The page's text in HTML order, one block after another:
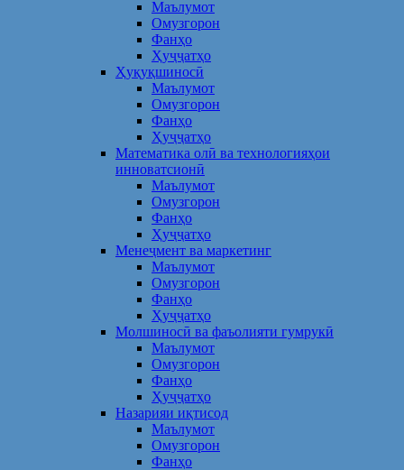
Маълумот
Омузгорон
Фанҳо
Ҳуҷҷатҳо
Ҳуқуқшиносӣ
Маълумот
Омузгорон
Фанҳо
Ҳуҷҷатҳо
Математика олӣ ва технологияҳои
инноватсионӣ
Маълумот
Омузгорон
Фанҳо
Ҳуҷҷатҳо
Менеҷмент ва маркетинг
Маълумот
Омузгорон
Фанҳо
Ҳуҷҷатҳо
Молшиносӣ ва фаъолияти гумрукӣ
Маълумот
Омузгорон
Фанҳо
Ҳуҷҷатҳо
Назарияи иқтисод
Маълумот
Омузгорон
Фанҳо